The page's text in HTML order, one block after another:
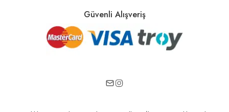
Güvenli Alışveriş